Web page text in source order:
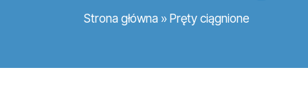
Strona główna » Pręty ciągnione